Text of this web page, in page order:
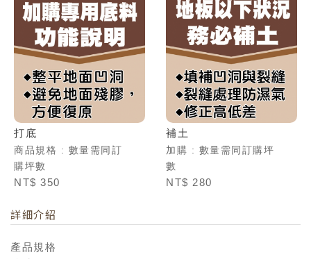
打底
商品規格 : 數量需同訂
購坪數
NT$ 350
補土
加購 : 數量需同訂購坪
數
NT$ 280
詳細介紹
產品規格